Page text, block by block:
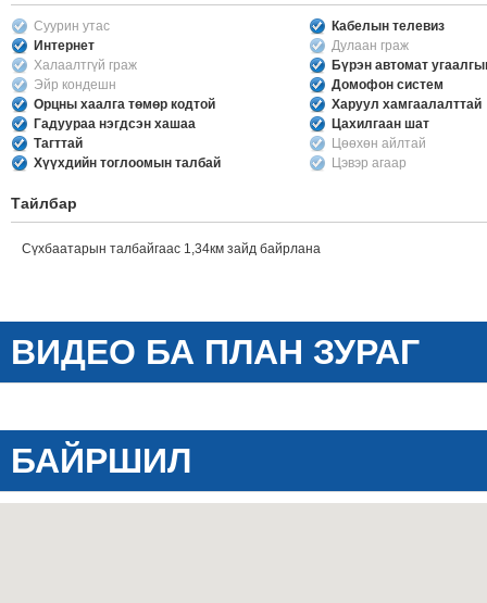
Суурин утас
Кабелын телевиз
Интернет
Дулаан граж
Халаалтгүй граж
Бүрэн автомат
Эйр кондешн
Домофон систем
Орцны хаалга төмөр кодтой
Харуул хамгаалалттай
Гадуураа нэгдсэн хашаа
Цахилгаан шат
Тагттай
Цөөхөн айлтай
Хүүхдийн тоглоомын талбай
Цэвэр агаар
Тайлбар
Сүхбаатарын талбайгаас 1,34км зайд байрлана
ВИДЕО БА ПЛАН ЗУРАГ
БАЙРШИЛ